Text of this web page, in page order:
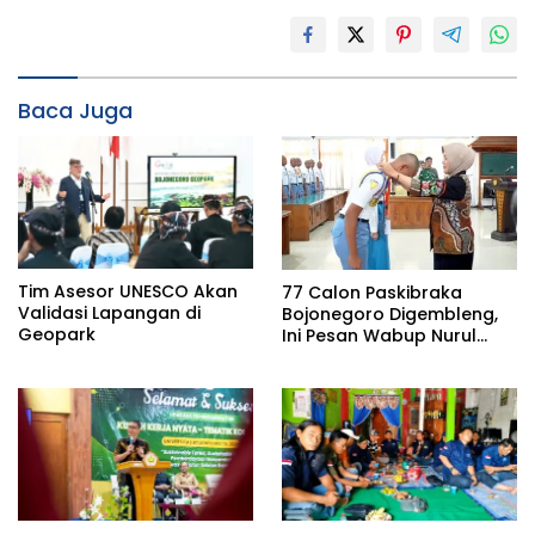
Baca Juga
Tim Asesor UNESCO Akan
Validasi Lapangan di
Geopark
77 Calon Paskibraka
Bojonegoro Digembleng,
Ini Pesan Wabup Nurul